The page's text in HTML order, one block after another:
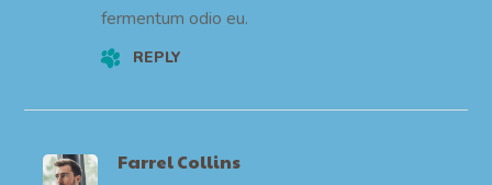
fermentum odio eu.
REPLY
Farrel Collins